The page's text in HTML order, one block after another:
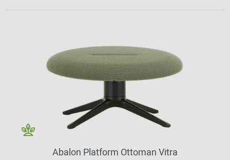
Abalon Platform Ottoman Vitra